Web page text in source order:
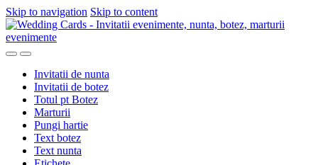
Skip to navigation Skip to content
Invitatii de nunta
Invitatii de botez
Totul pt Botez
Marturii
Pungi hartie
Text botez
Text nunta